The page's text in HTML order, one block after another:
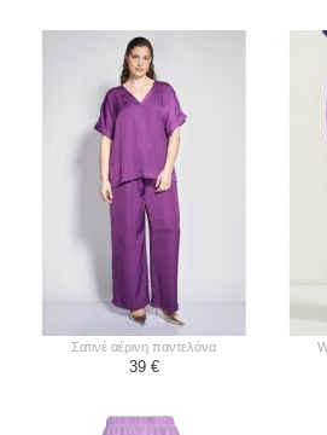
σατινέ αέρινη παντελόνα
39 €